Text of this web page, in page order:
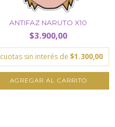
ANTIFAZ NARUTO X10
$3.900,00
cuotas sin interés de $1.300,00